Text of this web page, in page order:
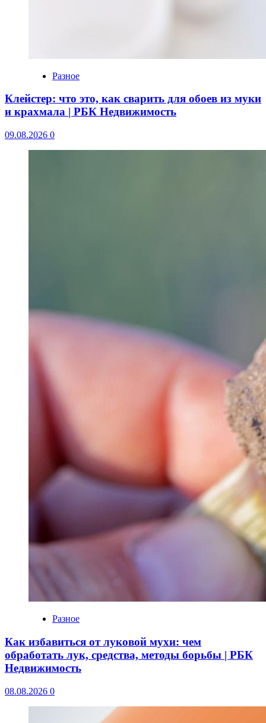
Разное
Клейстер: что это, как сварить для обоев из муки
и крахмала | РБК Недвижимость
09.08.2026 0
Разное
Как избавиться от луковой мухи: чем
обработать лук, средства, методы борьбы | РБК
Недвижимость
08.08.2026 0